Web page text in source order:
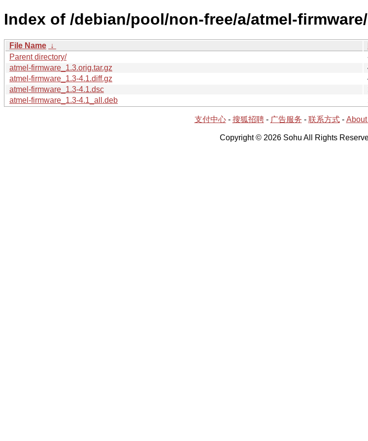
Index of /debian/pool/non-free/a/atmel-firmware/
File Name ↓
Parent directory/
atmel-firmware_1.3.orig.tar.gz
atmel-firmware_1.3-4.1.diff.gz
atmel-firmware_1.3-4.1.dsc
atmel-firmware_1.3-4.1_all.deb
支付中心- 搜狐招聘- 广告服务 - 联系方式-
Copyright © 2026 Sohu All Rights